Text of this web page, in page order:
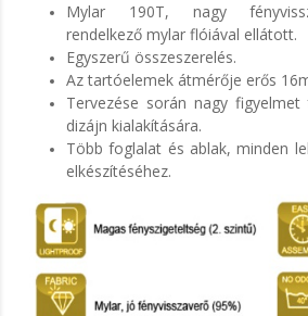
Mylar 190T, nagy
rendelkező mylar flóiával ellátott.
Egyszerű összeszerelés.
Az tartóelemek átmérője erős
Tervezése során nagy
dizájn kialakítására.
Több foglalat és ablak, minden
elkészítéséhez.